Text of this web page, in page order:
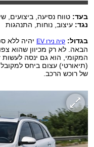
בעד: טווח נסיעה, ביצועים,
נגד: עיצוב, נוחות, התנהגות
בגדול: קיה נירו EV
יהיה ללא
הבאה. לא רק מכיוון שהוא
המקומי, הוא גם ינסה
(תיאורטי) עצום ביחס
של רוכש הרכב.